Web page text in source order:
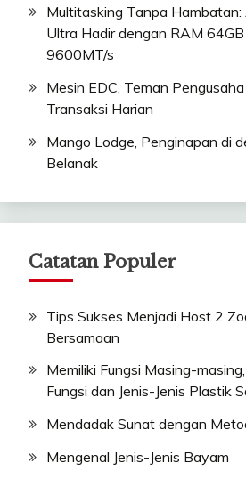
Multitasking Tanpa
Ultra Hadir dengan RAM
9600MT/s
Mesin EDC, Teman
Transaksi Harian
Mango Lodge, Penginapan di
Belanak
Catatan Populer
Tips Sukses Menjadi Host 2
Bersamaan
Memiliki Fungsi Masing-
Fungsi dan Jenis-Jenis Plastik
Mendadak Sunat dengan
Mengenal Jenis-Jenis Bayam